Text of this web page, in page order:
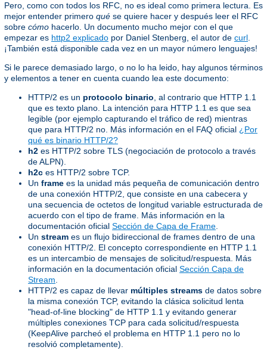
Pero, como con todos los RFC, no es ideal como primera lectura. Es
mejor entender primero qué se quiere hacer y después leer el RFC
sobre cómo hacerlo. Un documento mucho mejor con el que
empezar es http2 explicado por Daniel Stenberg, el autor de curl
¡También está disponible cada vez en un mayor número lenguajes!
Si le parece demasiado largo, o no lo ha leido, hay algunos términos
y elementos a tener en cuenta cuando lea este documento:
HTTP/2 es un protocolo binario , al contrario que HTTP 1.1
que es texto plano. La intención para HTTP 1.1 es que sea
legible (por ejemplo capturando el tráfico de red) mientras
que para HTTP/2 no. Más información en el FAQ oficial ¿Por
qué es binario HTTP/2?
h2 es HTTP/2 sobre TLS (negociación de protocolo a través
de ALPN).
h2c es HTTP/2 sobre TCP.
Un frame es la unidad más pequeña de comunicación dentro
de una conexión HTTP/2, que consiste en una cabecera y
una secuencia de octetos de longitud variable estructurada de
acuerdo con el tipo de frame. Más información en la
documentación oficial Sección de Capa de Frame
Un stream es un flujo bidireccional de frames dentro de una
conexión HTTP/2. El concepto correspondiente en HTTP 1.1
es un intercambio de mensajes de solicitud/respuesta. Más
información en la documentación oficial Sección Capa de
Stream
HTTP/2 es capaz de llevar múltiples streams de datos sobre
la misma conexión TCP, evitando la clásica solicitud lenta
"head-of-line blocking" de HTTP 1.1 y evitando generar
múltiples conexiones TCP para cada solicitud/respuesta
(KeepAlive parcheó el problema en HTTP 1.1 pero no lo
resolvió completamente).